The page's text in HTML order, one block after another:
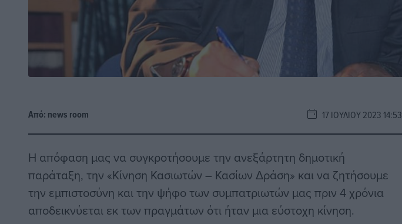
Από: news room 17 ΙΟΥΛΊΟΥ 2023 14:53
Η απόφαση μας να συγκροτήσουμε την ανεξάρτητη δημοτική
παράταξη, την «Κίνηση Κασιωτών – Κασίων Δράση» και να ζητήσουμε
την εμπιστοσύνη και την ψήφο των συμπατριωτών μας πριν 4 χρόνια
αποδεικνύεται εκ των πραγμάτων ότι ήταν μια εύστοχη κίνηση.